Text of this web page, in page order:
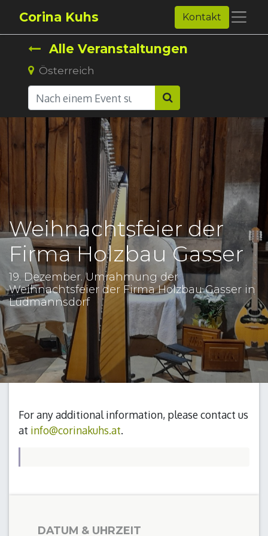
Corina Kuhs Kontakt
Alle Veranstaltungen
Österreich
Weihnachtsfeier der
Firma Holzbau Gasser
19. Dezember. Umrahmung der
Weihnachtsfeier der Firma Holzbau Gasser in
Ludmannsdorf
For any additional information, please contact us
at info@corinakuhs.at.
DATUM & UHRZEIT